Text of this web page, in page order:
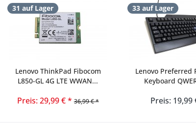
31 auf Lager
Lenovo ThinkPad Fibocom
L850-GL 4G LTE WWAN...
Preis: 29,99 € * 36,99 € *
33 auf Lager
Lenovo Preferred
Keyboard
Preis: 19,99